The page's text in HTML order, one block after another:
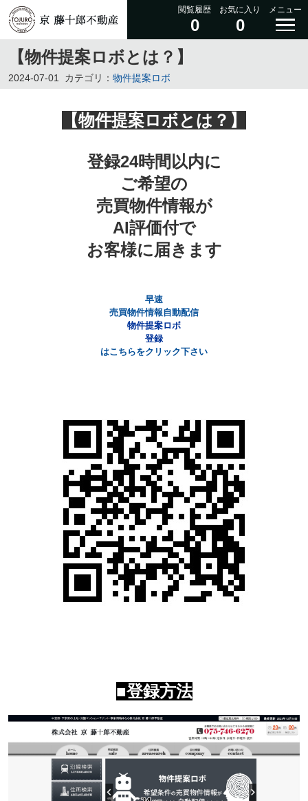
閲覧履歴
0
お気に入り
0
メニュー
【物件提案ロボとは？】
2024-07-01 カテゴリ： 物件提案ロボ
【物件提案ロボとは？】
登録24時間以内に
ご希望の
売買物件情報が
AI評価付で
お客様に届きます
早速
売買物件情報自動配信
物件提案ロボ
登録
はこちらをクリック下さい
■登録方法